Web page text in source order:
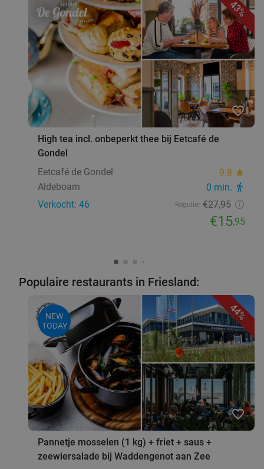
43%
favorite_border
High tea incl. onbeperkt thee bij Eetcafé de
Gondel
Eetcafé de Gondel
9.8 star
Aldeboarn 0 min. directions_walk
Verkocht: 46 Regulier €27,95
€15,95
Populaire restaurants in Friesland:
44%
NEW
TODAY
favorite_border
Pannetje mosselen (1 kg) + friet + saus +
zeewiersalade bij Waddengenot aan Zee